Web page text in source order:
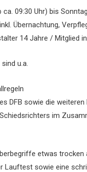
09:30 Uhr) bis
Übernachtung,
14 Jahre / Mitglied
u.a.
DFB sowie die
im
etwas trocken
Lauftest sowie eine